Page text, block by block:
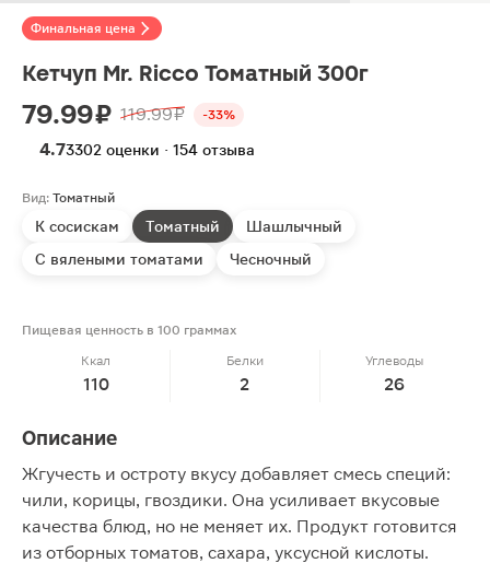
Финальная цена
Кетчуп Mr. Ricco Томатный 300г
79.99 ₽ 119.99 ₽ -33%
4.73302 оценки · 154 отзыва
Вид: Томатный
К сосискам Томатный
Шашлычный
С вялеными томатами
Чесночный
Пищевая ценность в 100 граммах
Ккал
110
Белки
2
Углеводы
26
Описание
Жгучесть и остроту вкусу добавляет смесь специй:
чили, корицы, гвоздики. Она усиливает вкусовые
качества блюд, но не меняет их. Продукт готовится
из отборных томатов, сахара, уксусной кислоты.